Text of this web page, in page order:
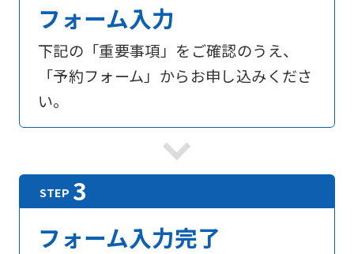
フォーム入力
下記の「重要事項」をご確認のうえ、
「予約フォーム」からお申し込みくださ
い。
フォーム入力完了